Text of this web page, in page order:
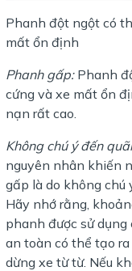
Phanh đột ngột có
mất ổn định
Phanh gấp:Phanh
cứng và xe mất ổn
nạn rất cao.
Không chú ý đến
nguyên nhân khiến
gấp là do không chú
Hãy nhớ rằng,
phanh được sử
an toàn có thể tạo
dừng xe từ từ. Nếu